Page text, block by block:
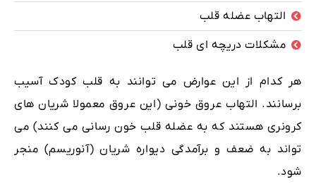
التهاب عضله قلب
مشکلات دریچه ای قلب
هر کدام از این عوارض می توانند به قلب کودک آسیب
برسانند. التهاب عروق خونی (این عروق معمولا شریان های
کرونری هستند که به عضله قلب خون رسانی می کنند) می
تواند به ضعف و برآمدگی دیواره شریان (آنوریسم) منجر
شود.